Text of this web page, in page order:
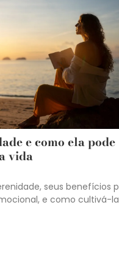
e como ela pode
vida
seus benefícios
e como cultivá-